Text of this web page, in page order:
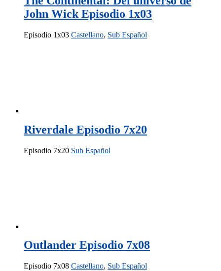
John Wick Episodio 1x03
Episodio 1x03 Castellano, Sub Español
Riverdale Episodio 7x20
Episodio 7x20 Sub Español
Outlander Episodio 7x08
Episodio 7x08 Castellano, Sub Español